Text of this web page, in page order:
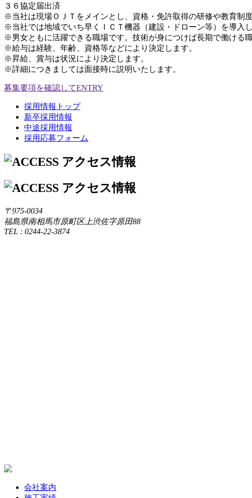
３６協定届出済
※当社は現場ＯＪＴをメインとし、資格・免許取得の研修や教育制
※当社では地域でいち早くＩＣＴ機器（建設・ドローン等）を導入
※男女ともに活躍できる職場です。技術が身につけば長期で働ける職
※給与は経験、年齢、資格等などにより決定します。
※昇給、賞与は状況により決定します。
※詳細につきましては面接時に説明いたします。
募集要項を確認してENTRY
採用情報トップ
新卒採用情報
中途採用情報
採用応募フォーム
〒975-0034
福島県南相馬市原町区上渋佐字原田88
TEL : 0244-22-3874
会社案内